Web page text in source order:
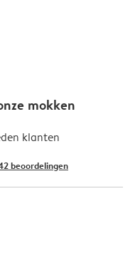
mokken
klanten
beoordelingen